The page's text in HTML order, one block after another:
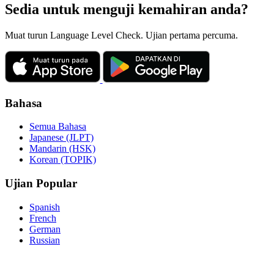
Sedia untuk menguji kemahiran anda?
Muat turun Language Level Check. Ujian pertama percuma.
Bahasa
Semua Bahasa
Japanese (JLPT)
Mandarin (HSK)
Korean (TOPIK)
Ujian Popular
Spanish
French
German
Russian